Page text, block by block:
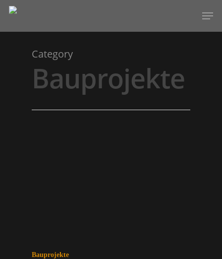
Hit enter to search or ESC to close
Category
Bauprojekte
Bauprojekte